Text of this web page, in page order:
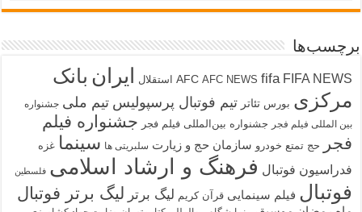
برچسب‌ها
AFC AFC NEWS fifa FIFA NEWS استقلال ایران بانک
مرکزی بورس تئاتر تیم فوتبال پرسپولیس تیم ملی جشنواره
بین المللی فیلم فجر جشنواره بین‌المللی فیلم فجر جشنواره فیلم
فجر
حج تمتع خودرو سازمان حج و زیارت سلبریتی ها سینما غزه
فدراسیون فوتبال فرهنگ و ارشاد اسلامی فلسطین
فوتبال فیلم سینمایی قرآن کریم لیگ برتر لیگ برتر فوتبال